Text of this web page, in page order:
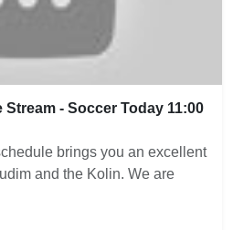
- Soccer Today 11:00
brings you an excellent
and the Kolin. We are